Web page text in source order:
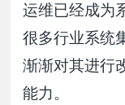
运维已经成为
很多行业系统
渐渐对其进行
能力。